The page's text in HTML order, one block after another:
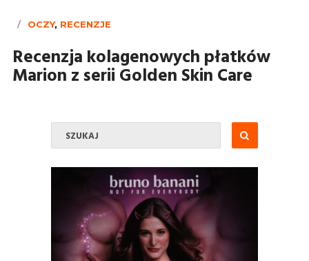
OCZY, RECENZJE
Recenzja kolagenowych płatków
Marion z serii Golden Skin Care